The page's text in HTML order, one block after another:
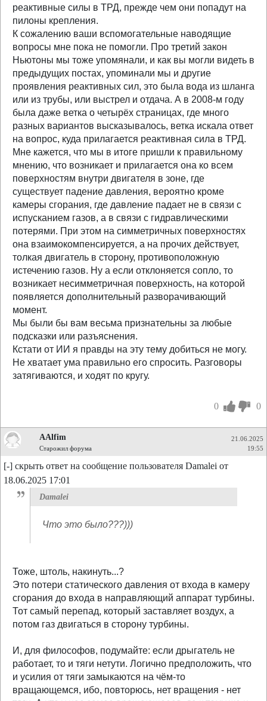
реактивные силы в ТРД, прежде чем они попадут на
пилоны крепления.
К сожалению ваши вспомогательные наводящие
вопросы мне пока не помогли. Про третий закон
Ньютоны мы тоже упомянали, и как вы могли видеть в
предыдущих постах, упоминали мы и другие
проявления реактивных сил, это была вода из шланга
или из трубы, или выстрел и отдача. А в 2008-м году
была даже ветка о четырёх страницах, где много
разных вариантов высказывалось, ветка искала ответ
на вопрос, куда прилагается реактивная сила в ТРД.
Мне кажется, что мы в итоге пришли к правильному
мнению, что возникает и прилагается она ко всем
поверхностям внутри двигателя в зоне, где
существует падение давления, вероятно кроме
камеры сгорания, где давление падает не в связи с
испусканием газов, а в связи с гидравлическими
потерями. При этом на симметричных поверхностях
она взаимокомпенсируется, а на прочих действует,
толкая двигатель в сторону, противоположную
истечению газов. Ну а если отклоняется сопло, то
возникает несимметричная поверхность, на которой
появляется дополнительный разворачивающий
момент.
Мы были бы вам весьма признательны за любые
подсказки или разъяснения.
Кстати от ИИ я правды на эту тему добиться не могу.
Не хватает ума правильно его спросить. Разговоры
затягиваются, и ходят по кругу.
0 0
AAlfim
Старожил форума
21.06.2025
19:55
[-] скрыть ответ на сообщение пользователя Damalei от
18.06.2025 17:01
Damalei
Что это было???)))
Тоже, штоль, накинуть...?
Это потери статического давления от входа в камеру
сгорания до входа в направляющий аппарат турбины.
Тот самый перепад, который заставляет воздух, а
потом газ двигаться в сторону турбины.
И, для философов, подумайте: если дрыгатель не
работает, то и тяги нетути. Логично предположить, что
и усилия от тяги замыкаются на чём-то
вращающемся, ибо, повторюсь, нет вращения - нет